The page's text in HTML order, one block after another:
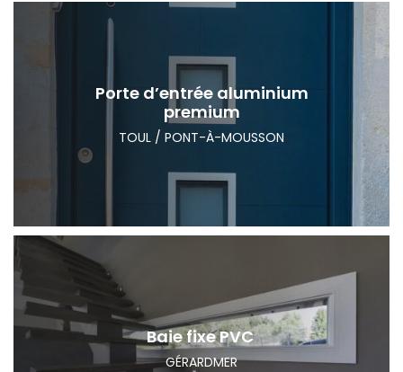
Porte d’entrée aluminium
premium
TOUL / PONT-À-MOUSSON
Baie fixe PVC
GÉRARDMER